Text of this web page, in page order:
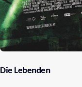
Die Lebenden